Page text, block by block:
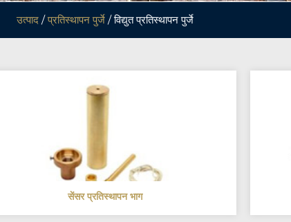
उत्पाद /प्रतिस्थापन पुर्जे / विद्युत प्रतिस्थापन पुर्जे
सेंसर प्रतिस्थापन भाग